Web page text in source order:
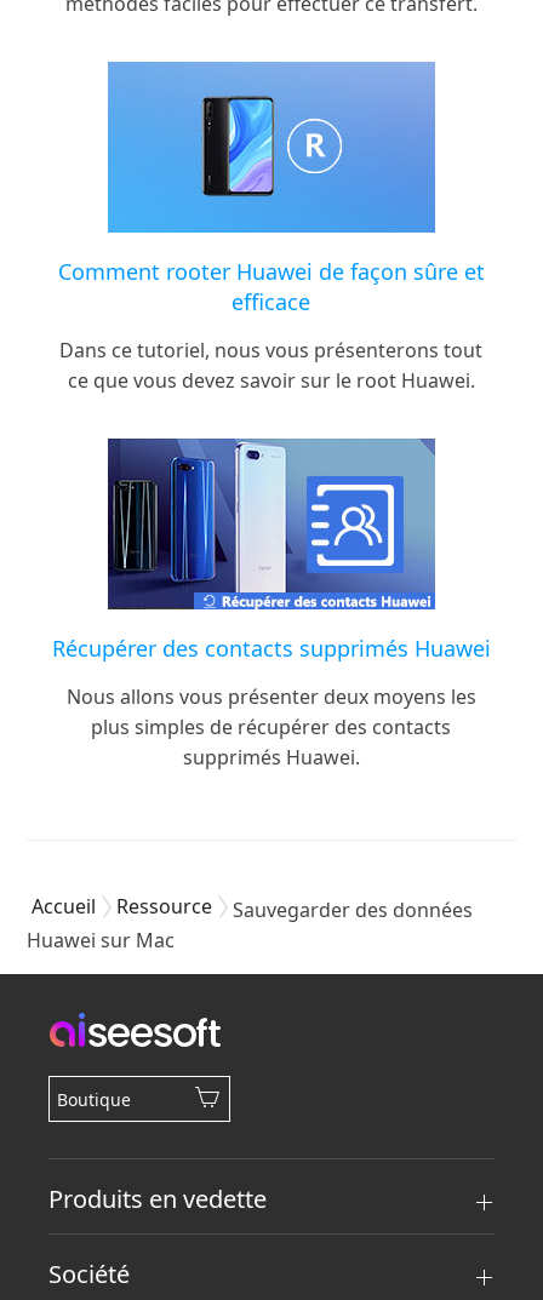
Comment rooter Huawei de façon sûre et
efficace
Dans ce tutoriel, nous vous présenterons tout
ce que vous devez savoir sur le root Huawei.
Récupérer des contacts supprimés Huawei
Nous allons vous présenter deux moyens les
plus simples de récupérer des contacts
supprimés Huawei.
Accueil Ressource
Sauvegarder des données
Huawei sur Mac
Boutique
Produits en vedette
Société